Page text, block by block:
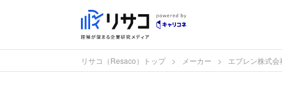
リサコ（Resaco）トップ メーカー エブレン株式会